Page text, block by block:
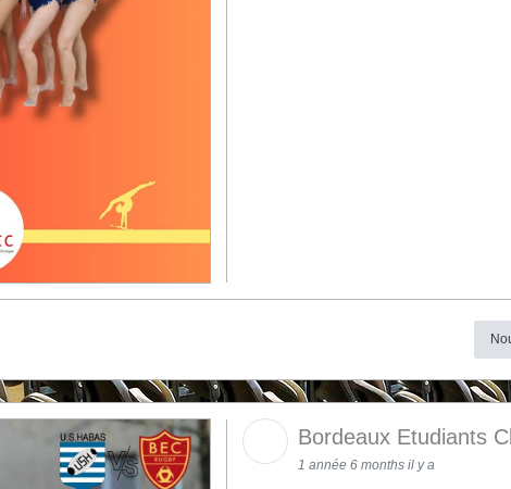
Bordeaux Etudiants
1 année 6 months il y a